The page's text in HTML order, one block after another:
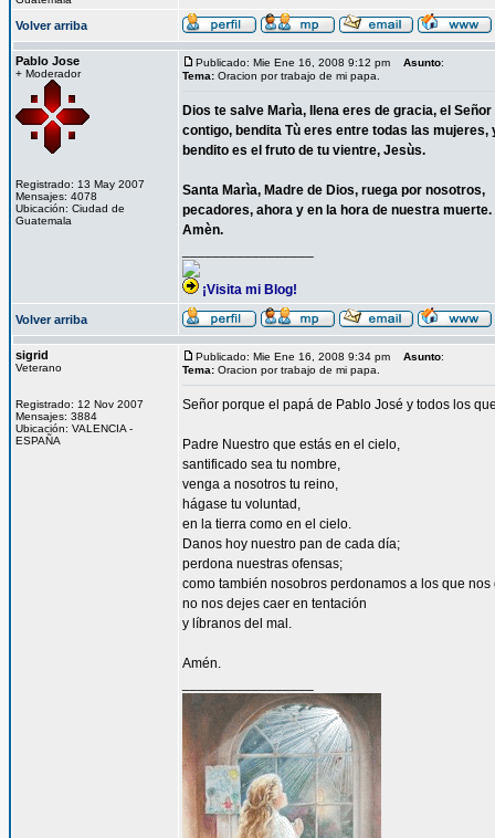
Volver arriba
Pablo Jose
+ Moderador
Registrado: 13 May 2007
Mensajes: 4078
Ubicación: Ciudad de
Guatemala
Publicado: Mie Ene 16, 2008 9:12 pm Asunto:
Tema: Oracion por trabajo de mi papa.
Dios te salve Marìa, llena eres de gracia, el Señor
contigo, bendita Tù eres entre todas las mujeres,
bendito es el fruto de tu vientre, Jesùs.
Santa Marìa, Madre de Dios, ruega por nosotros,
pecadores, ahora y en la hora de nuestra muerte.
Amèn.
¡Visita mi Blog!
Volver arriba
sigrid
Veterano
Registrado: 12 Nov 2007
Mensajes: 3884
Ubicación: VALENCIA -
ESPAÑA
Publicado: Mie Ene 16, 2008 9:34 pm Asunto:
Tema: Oracion por trabajo de mi papa.
Señor porque el papá de Pablo José y todos los
Padre Nuestro que estás en el cielo,
santificado sea tu nombre,
venga a nosotros tu reino,
hágase tu voluntad,
en la tierra como en el cielo.
Danos hoy nuestro pan de cada día;
perdona nuestras ofensas;
como también nosobros perdonamos a los que nos
no nos dejes caer en tentación
y líbranos del mal.
Amén.